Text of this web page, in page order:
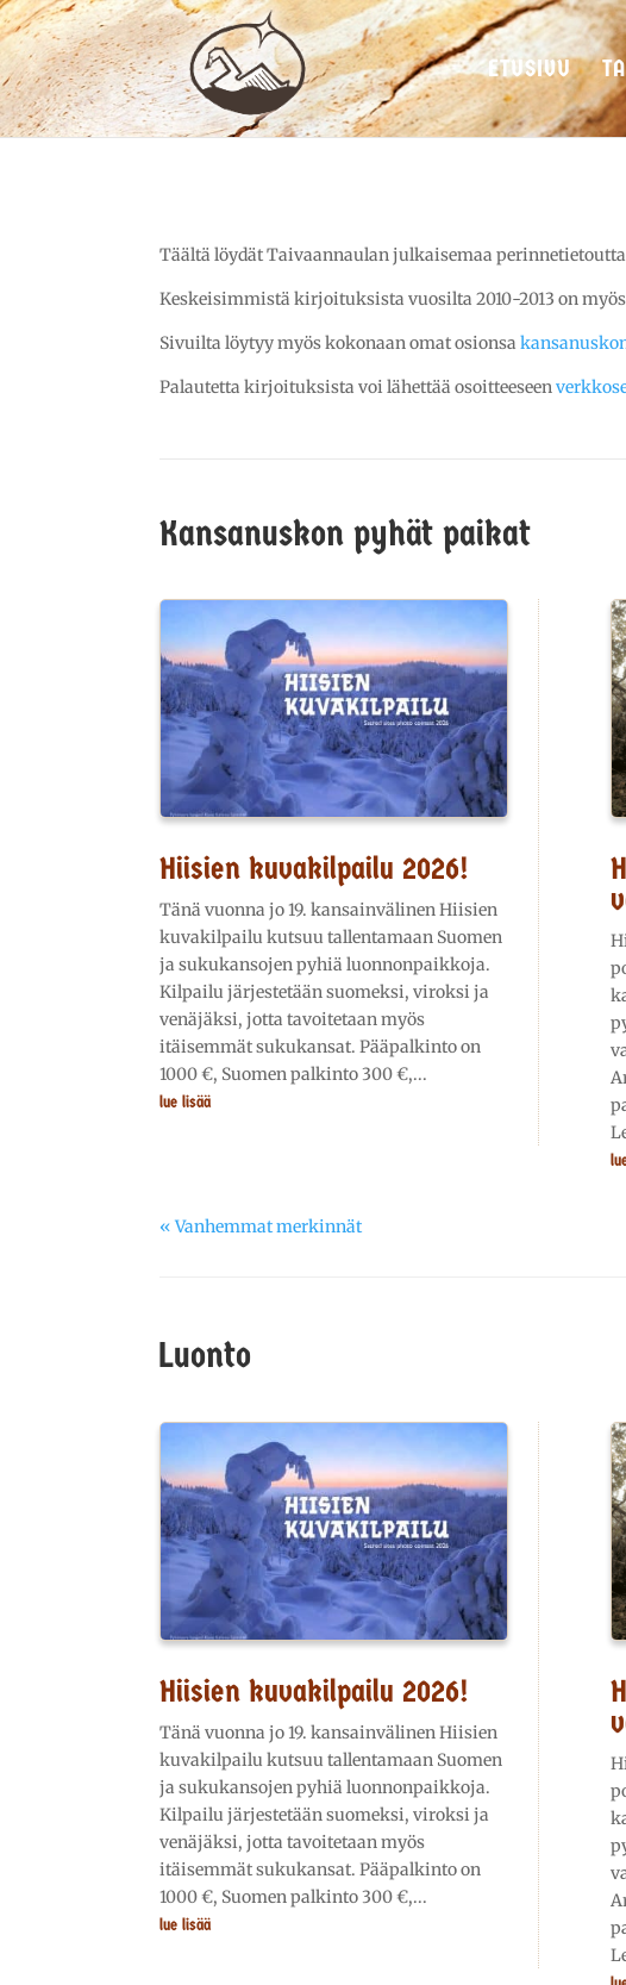
ETUSIVU
Täältä löydät Taivaannaulan julkaisemaa
Keskeisimmistä kirjoituksista vuosilta 2010-2013 on
Sivuilta löytyy myös kokonaan omat osionsa
Palautetta kirjoituksista voi lähettää osoitteeseen
Kansanuskon pyhät paikat
Hiisien kuvakilpailu 2026!
Tänä vuonna jo 19. kansainvälinen Hiisien
kuvakilpailu kutsuu tallentamaan Suomen
ja sukukansojen pyhiä luonnonpaikkoja.
Kilpailu järjestetään suomeksi, viroksi ja
venäjäksi, jotta tavoitetaan myös
itäisemmät sukukansat. Pääpalkinto on
1000 €, Suomen palkinto 300 €,...
lue lisää
« Vanhemmat merkinnät
Luonto
Hiisien kuvakilpailu 2026!
Tänä vuonna jo 19. kansainvälinen Hiisien
kuvakilpailu kutsuu tallentamaan Suomen
ja sukukansojen pyhiä luonnonpaikkoja.
Kilpailu järjestetään suomeksi, viroksi ja
venäjäksi, jotta tavoitetaan myös
itäisemmät sukukansat. Pääpalkinto on
1000 €, Suomen palkinto 300 €,...
lue lisää